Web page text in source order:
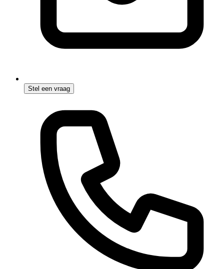
Stel een vraag